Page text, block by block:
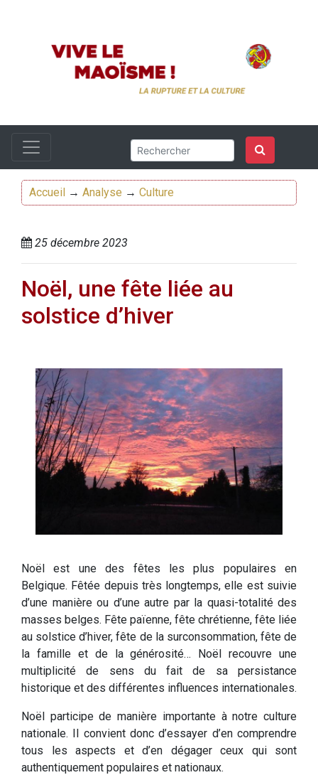
Accueil → Analyse → Culture
25 décembre 2023
Noël, une fête liée au
solstice d’hiver
Noël est une des fêtes les plus populaires en
Belgique. Fêtée depuis très longtemps, elle est suivie
d’une manière ou d’une autre par la quasi-totalité des
masses belges. Fête païenne, fête chrétienne, fête liée
au solstice d’hiver, fête de la surconsommation, fête de
la famille et de la générosité… Noël recouvre une
multiplicité de sens du fait de sa persistance
historique et des différentes influences internationales.
Noël participe de manière importante à notre culture
nationale. Il convient donc d’essayer d’en comprendre
tous les aspects et d’en dégager ceux qui sont
authentiquement populaires et nationaux.